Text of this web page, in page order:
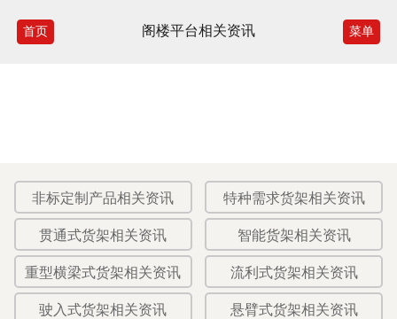
首页 阁楼平台相关资讯 菜单
非标定制产品相关资讯 特种需求货架相关资讯
贯通式货架相关资讯 智能货架相关资讯
重型横梁式货架相关资讯 流利式货架相关资讯
驶入式货架相关资讯 悬臂式货架相关资讯